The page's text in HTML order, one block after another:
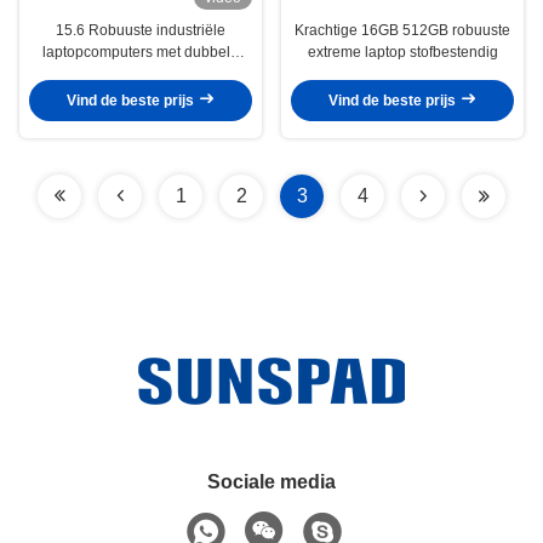
15.6 Robuuste industriële
laptopcomputers met dubbele
Vind de beste prijs
Krachtige 16GB 512GB robuuste
extreme laptop stofbestendig
Vind de beste prijs
1 2 3 4
Sociale media